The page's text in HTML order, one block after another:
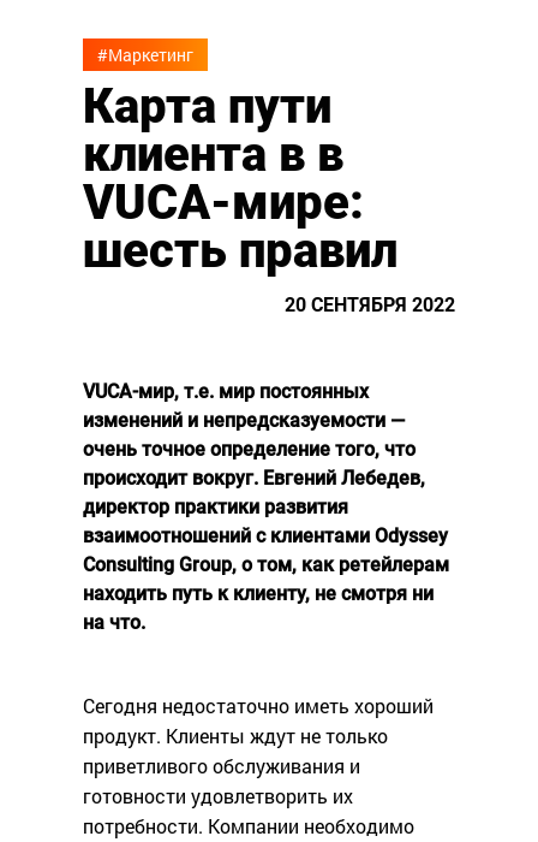
#Маркетинг
Карта пути
клиента в в
VUCA-мире:
шесть правил
20 СЕНТЯБРЯ 2022
VUCA-мир, т.е. мир постоянных
изменений и непредсказуемости —
очень точное определение того, что
происходит вокруг. Евгений Лебедев,
директор практики развития
взаимоотношений с клиентами Odyssey
Consulting Group, о том, как ретейлерам
находить путь к клиенту, не смотря ни
на что.
Сегодня недостаточно иметь хороший
продукт. Клиенты ждут не только
приветливого обслуживания и
готовности удовлетворить их
потребности. Компании необходимо